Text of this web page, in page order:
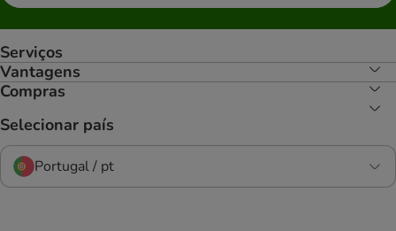
Serviços
Vantagens
Compras
Selecionar país
Portugal / pt